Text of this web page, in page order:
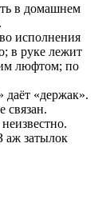
в домашнем
исполнения
в руке лежит
люфтом; по
даёт «держак».
связан.
аж затылок